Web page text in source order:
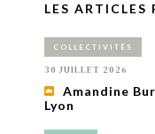
LES ARTICLES
COLLECTIVITÉS
30 JUILLET 2026
Amandine
Lyon